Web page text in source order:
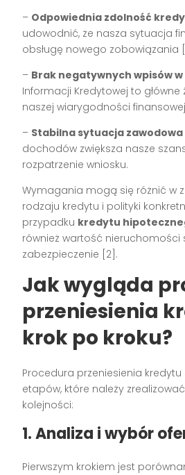
– Odpowiednia zdolność
udowodnić, że nasza sytuacja
obsługę nowego zobowiązania
– Brak negatywnych wpisów w
Informacji Kredytowej to główne
naszej wiarygodności
– Stabilna sytuacja zawodowa
dochodów zwiększa nasze
rozpatrzenie wniosku.
Wymagania mogą się różnić w
rodzaju kredytu i polityki
przypadku kredytu
również wartość nieruchomości
zabezpieczenie [2].
Jak wygląda
przeniesienia
krok po kroku?
Procedura przeniesienia kredytu
etapów, które należy
kolejności:
1. Analiza i wybór
Pierwszym krokiem jest